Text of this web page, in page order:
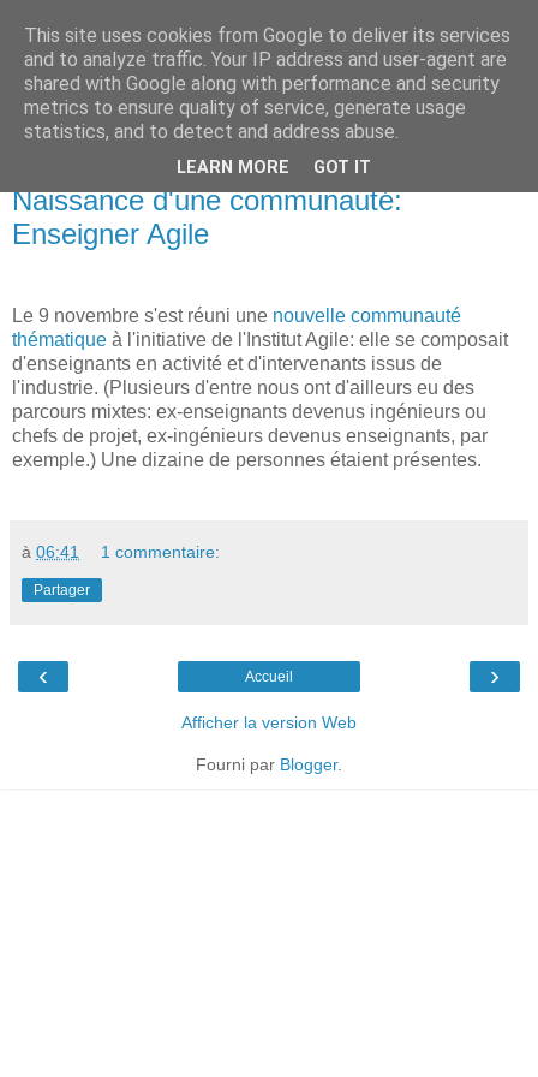
Institut Agile
Une informatique plus humaine et plus efficace...
mercredi 16 novembre 2011
Naissance d'une communauté:
Enseigner Agile
Le 9 novembre s'est réuni une nouvelle communauté
thématique à l'initiative de l'Institut Agile: elle se composait
d'enseignants en activité et d'intervenants issus de
l'industrie. (Plusieurs d'entre nous ont d'ailleurs eu des
parcours mixtes: ex-enseignants devenus ingénieurs ou
chefs de projet, ex-ingénieurs devenus enseignants, par
exemple.) Une dizaine de personnes étaient présentes.
à 06:41 1 commentaire:
Partager
‹ ›
Accueil
Afficher la version Web
Fourni par Blogger.
This site uses cookies from Google to deliver its services
and to analyze traffic. Your IP address and user-agent are
shared with Google along with performance and security
metrics to ensure quality of service, generate usage
statistics, and to detect and address abuse.
LEARN MORE GOT IT